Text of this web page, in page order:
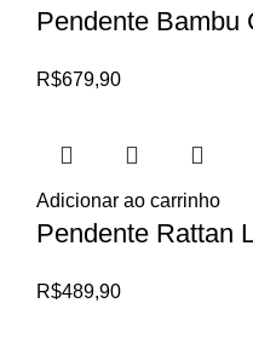
Pendente Bambu
R$679,90
Adicionar ao carrinho
Pendente Rattan
R$489,90